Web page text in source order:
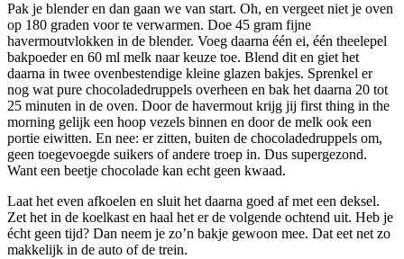
Pak je blender en dan gaan we van start. Oh, en vergeet niet je oven
op 180 graden voor te verwarmen. Doe 45 gram fijne
havermoutvlokken in de blender. Voeg daarna één ei, één theelepel
bakpoeder en 60 ml melk naar keuze toe. Blend dit en giet het
daarna in twee ovenbestendige kleine glazen bakjes. Sprenkel er
nog wat pure chocoladedruppels overheen en bak het daarna 20 tot
25 minuten in de oven. Door de havermout krijg jij first thing in the
morning gelijk een hoop vezels binnen en door de melk ook een
portie eiwitten. En nee: er zitten, buiten de chocoladedruppels om,
geen toegevoegde suikers of andere troep in. Dus supergezond.
Want een beetje chocolade kan echt geen kwaad.
Laat het even afkoelen en sluit het daarna goed af met een deksel.
Zet het in de koelkast en haal het er de volgende ochtend uit. Heb je
écht geen tijd? Dan neem je zo’n bakje gewoon mee. Dat eet net zo
makkelijk in de auto of de trein.